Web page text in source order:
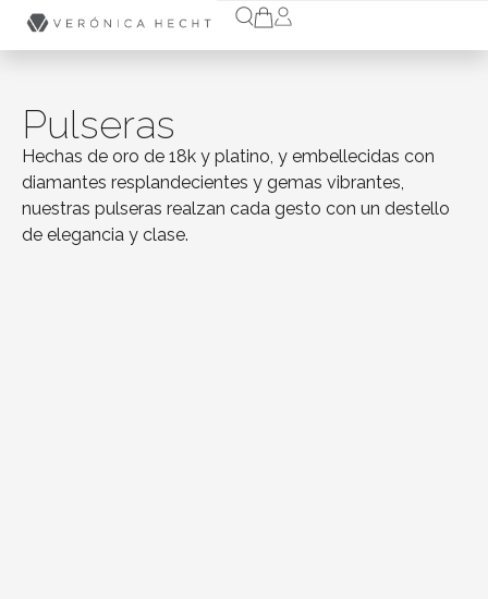
Pulseras
Hechas de oro de 18k y platino, y embellecidas con
diamantes resplandecientes y gemas vibrantes,
nuestras pulseras realzan cada gesto con un destello
de elegancia y clase.